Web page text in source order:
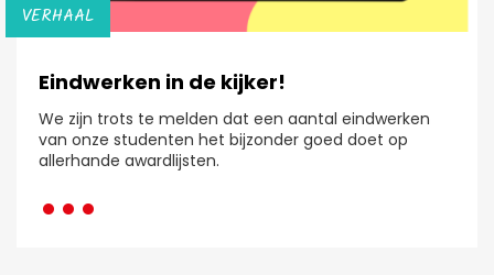
VERHAAL
Eindwerken in de kijker!
We zijn trots te melden dat een aantal eindwerken
van onze studenten het bijzonder goed doet op
allerhande awardlijsten.
···